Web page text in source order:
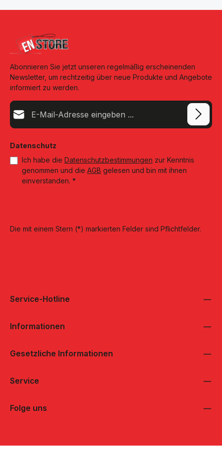
Abonnieren Sie jetzt unseren regelmäßig erscheinenden
Newsletter, um rechtzeitig über neue Produkte und Angebote
informiert zu werden.
E-Mail-Adresse*
Datenschutz
Ich habe die Datenschutzbestimmungen zur Kenntnis
genommen und die AGB gelesen und bin mit ihnen
einverstanden. *
Die mit einem Stern (*) markierten Felder sind Pflichtfelder.
Service-Hotline
Informationen
Gesetzliche Informationen
Service
Folge uns